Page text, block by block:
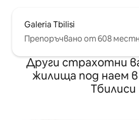
Galeria Tbilisi
Препоръчвано от 608
Други страхотни
жилища под наем в
Тбилиси